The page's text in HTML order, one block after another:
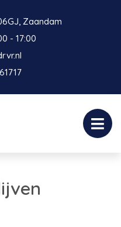
Zaandam
- 17:00